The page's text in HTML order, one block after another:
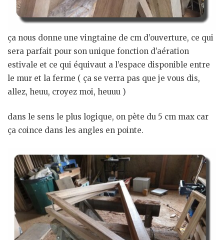
ça nous donne une vingtaine de cm d’ouverture, ce qui
sera parfait pour son unique fonction d’aération
estivale et ce qui équivaut a l’espace disponible entre
le mur et la ferme ( ça se verra pas que je vous dis,
allez, heuu, croyez moi, heuuu )
dans le sens le plus logique, on pète du 5 cm max car
ça coince dans les angles en pointe.